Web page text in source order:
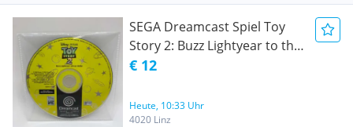
SEGA Dreamcast Spiel Toy
Story 2: Buzz Lightyear to the
Rescue! - CD Only
€ 12
Heute, 10:33 Uhr
4020 Linz